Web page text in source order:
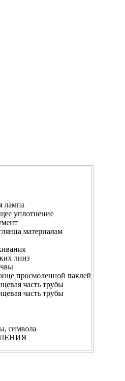
уплотнение
материалам
линз
просмоленной паклей
часть трубы
часть трубы
символа